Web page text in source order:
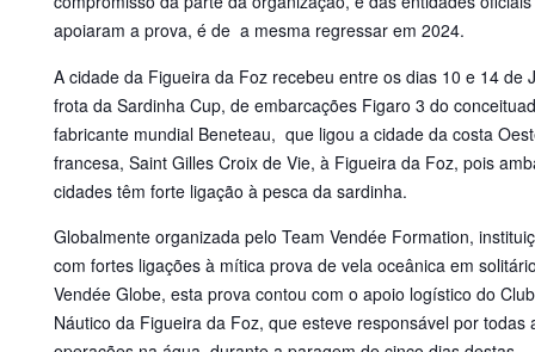
apoiaram a prova, é de a mesma regressar em 2024.
A cidade da Figueira da Foz recebeu entre os dias 10 e 14 de
frota da Sardinha Cup, de embarcações Figaro 3 do
fabricante mundial Beneteau, que ligou a cidade da costa
francesa, Saint Gilles Croix de Vie, à Figueira da Foz, pois
cidades têm forte ligação à pesca da sardinha.
Globalmente organizada pelo Team Vendée Formation,
com fortes ligações à mítica prova de vela oceânica em
Vendée Globe, esta prova contou com o apoio logístico do
Náutico da Figueira da Foz, que esteve responsável por todas